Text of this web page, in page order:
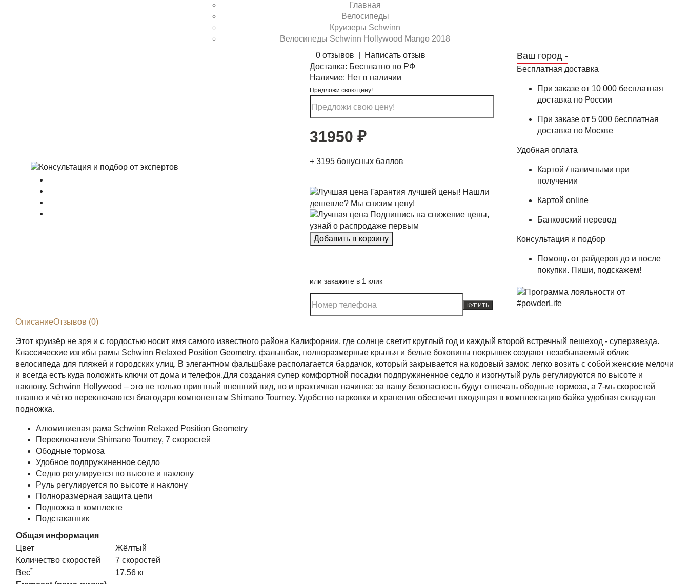
Главная
Велосипеды
Круизеры Schwinn
Велосипеды Schwinn Hollywood Mango 2018
0 отзывов
Написать отзыв
Доставка: Бесплатно по РФ
Наличие: Нет в наличии
Предложи свою цену!
31950 ₽
+3195 бонусных баллов
Гарантия лучшей цены! Нашли
дешевле? Мы снизим цену!
Подпишись на снижение цены,
узнай о распродаже первым
или закажите в 1 клик
КУПИТЬ
Ваш город -
Бесплатная доставка
При заказе от 10 000 бесплатная
доставка по России
При заказе от 5 000 бесплатная
доставка по Москве
Удобная оплата
Картой / наличными при
получении
Картой online
Банковский перевод
Консультация и подбор
Помощь от райдеров до и после
покупки. Пиши, подскажем!
ОписаниеОтзывов (0)
Этот круизёр не зря и с гордостью носит имя самого известного района Калифорнии, где солнце светит круглый год и каждый второй встречный пешеход - суперзвезда.
Классические изгибы рамы Schwinn Relaxed Position Geometry, фальшбак, полноразмерные крылья и белые боковины покрышек создают незабываемый облик
велосипеда для пляжей и городских улиц. В элегантном фальшбаке располагается бардачок, который закрывается на кодовый замок: легко возить с собой женские мелочи
и всегда есть куда положить ключи от дома и телефон.Для создания супер комфортной посадки подпружиненное седло и изогнутый руль регулируются по высоте и
наклону. Schwinn Hollywood – это не только приятный внешний вид, но и практичная начинка: за вашу безопасность будут отвечать ободные тормоза, а 7-мь скоростей
плавно и чётко переключаются благодаря компонентам Shimano Tourney. Удобство парковки и хранения обеспечит входящая в комплектацию байка удобная складная
подножка.
Алюминиевая рама Schwinn Relaxed Position Geometry
Переключатели Shimano Tourney, 7 скоростей
Ободные тормоза
Удобное подпружиненное седло
Седло регулируется по высоте и наклону
Руль регулируется по высоте и наклону
Полноразмерная защита цепи
Подножка в комплекте
Подстаканник
Общая информация
Цвет
Жёлтый
Количество скоростей
7 скоростей
Вес*
17.56 кг